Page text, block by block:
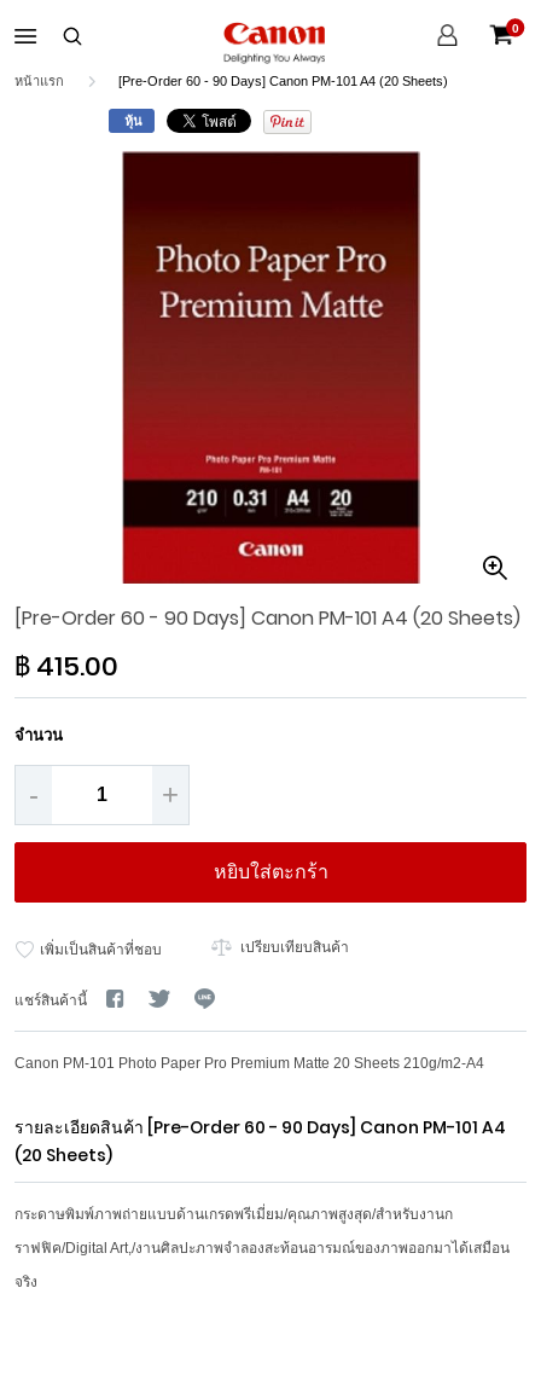
บัญชี
ของ
0
หน้าแรก [Pre-Order 60 - 90 Days] Canon PM-101 A4 (20 Sheets)
หุ้น
[Pre-Order 60 - 90 Days] Canon PM-101 A4 (20 Sheets)
฿ 415.00
จำนวน
- +
หยิบใส่ตะกร้า
เพิ่มเป็นสินค้าที่ชอบ เปรียบเทียบสินค้า
แชร์สินค้านี้
Canon PM-101 Photo Paper Pro Premium Matte 20 Sheets 210g/m2-A4
beginning
images
gallery
รายละเอียดสินค้า [Pre-Order 60 - 90 Days] Canon PM-101 A4
(20 Sheets)
กระดาษพิมพ์ภาพถ่ายแบบด้านเกรดพรีเมี่ยม/คุณภาพสูงสุด/สำหรับงานก
ราฟฟิค/Digital Art,/งานศิลปะภาพจำลองสะท้อนอารมณ์ของภาพออกมาได้เสมือน
จริง